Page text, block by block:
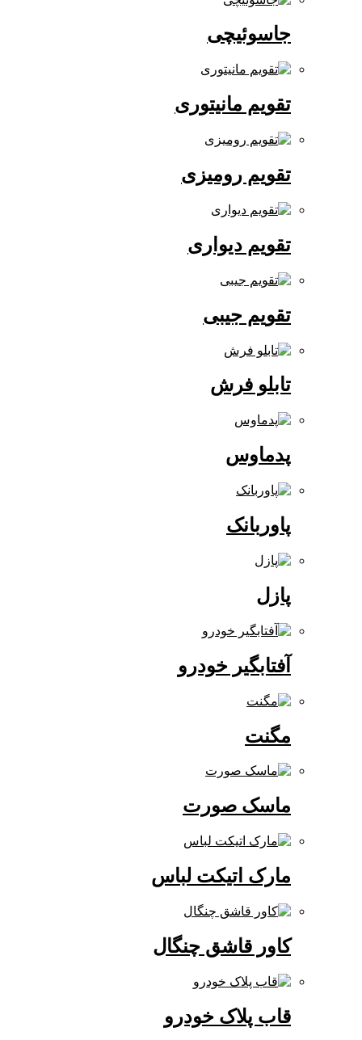
جاسوئیچی
تقویم مانیتوری
تقویم رومیزی
تقویم دیواری
تقویم جیبی
تابلو فرش
آفتابگیر خودرو
ماسک صورت
مارک اتیکت لباس
کاور قاشق چنگال
قاب پلاک خودرو